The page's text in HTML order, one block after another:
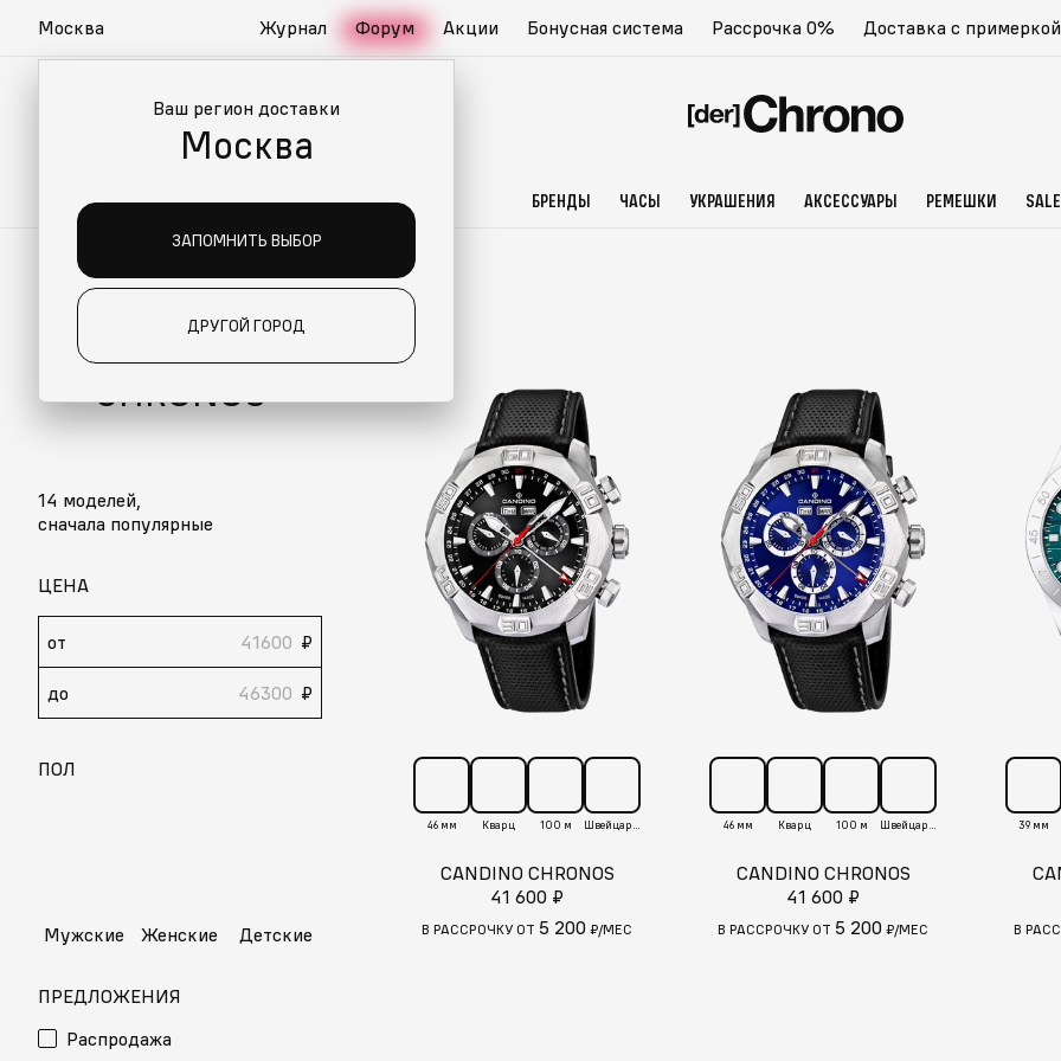
Москва
Ваш регион доставки
Москва
ЗАПОМНИТЬ ВЫБОР
ДРУГОЙ ГОРОД
Журнал Форум Акции Бонусная система Рассрочка 0% Доставка с примеркой
БРЕНДЫ ЧАСЫ УКРАШЕНИЯ АКСЕССУАРЫ РЕМЕШКИ SALE
CHRONOS
ЧАСЫ CANDINO
CHRONOS
14 моделей,
сначала популярные
ЦЕНА
от ₽
до ₽
ПОЛ
Мужские Женские Детские
ПРЕДЛОЖЕНИЯ
Распродажа
46 мм Кварц 100 м
CANDINO CHRONOS
41 600 ₽
В РАССРОЧКУ ОТ 5 200 ₽/МЕС
46 мм Кварц 100 м
CANDINO CHRONOS
41 600 ₽
В РАССРОЧКУ ОТ 5 200 ₽/МЕС
39 мм
В